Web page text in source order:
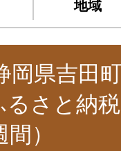
地域
岡県吉田
るさと納
）